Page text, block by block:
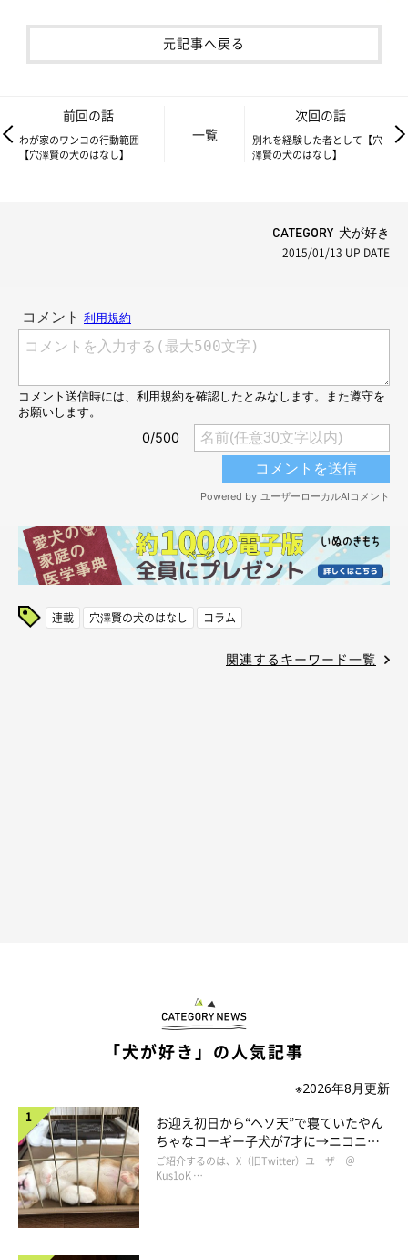
元記事へ戻る
前回の話
わが家のワンコの行動範囲
【穴澤賢の犬のはなし】
一覧
次回の話
別れを経験した者として【穴
澤賢の犬のはなし】
CATEGORY 犬が好き
2015/01/13 UP DATE
連載 穴澤賢の犬のはなし コラム
関連するキーワード一覧
「犬が好き」の人気記事
※2026年8月更新
お迎え初日から“ヘソ天”で寝ていたやん
ちゃなコーギー子犬が7才に→ニコニ
コ“コーギースマイル”が魅力のコに成
長！
ご紹介するのは、X（旧Twitter）ユーザー＠
Kus1oK …